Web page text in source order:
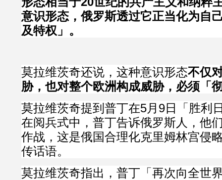
意识形态，俄罗斯透过它正当化为自
及特权」。
莫拉维茨奇还说，这种意识形态不仅
胁，也对整个欧洲构成威胁，必须「
莫拉维茨奇提到普丁在5月9日「胜利
在阅兵式中，普丁告诉俄罗斯人，他
作战，这是俄国合理化克里姆林宫侵
传话语。
莫拉维茨奇指出，普丁「再次向全世